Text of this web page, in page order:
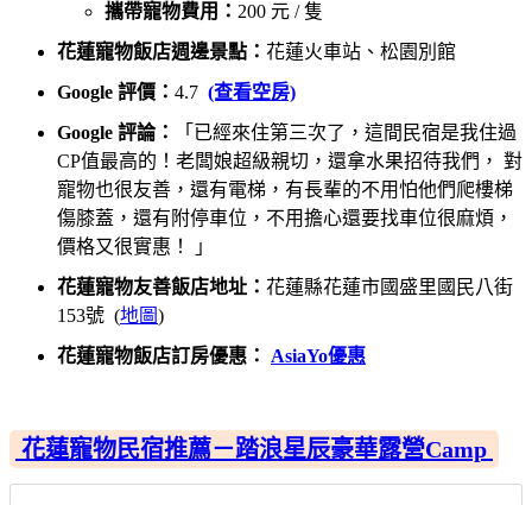
攜帶寵物費用： 200 元 / 隻
花蓮寵物飯店週邊景點： 花蓮火車站、松園別館
Google 評價： 4.7 (查看空房)
Google 評論：
「已經來住第三次了，這間民宿是我住過
CP值最高的！老闆娘超級親切，還拿水果招待我們， 對
寵物也很友善，還有電梯，有長輩的不用怕他們爬樓梯
傷膝蓋，還有附停車位，不用擔心還要找車位很麻煩，
價格又很實惠！ 」
花蓮寵物友善飯店地址： 花蓮縣花蓮市國盛里國民八街
153號 (地圖)
花蓮寵物飯店訂房優惠：
AsiaYo優惠
花蓮寵物民宿推薦－踏浪星辰豪華露營Camp